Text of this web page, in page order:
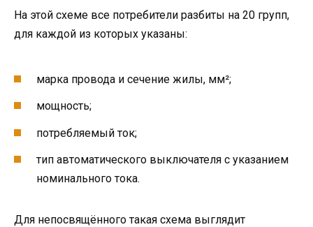
На этой схеме все потребители разбиты на 20 групп,
для каждой из которых указаны:
марка провода и сечение жилы, мм²;
мощность;
потребляемый ток;
тип автоматического выключателя с указанием
номинального тока.
Для непосвящённого такая схема выглядит